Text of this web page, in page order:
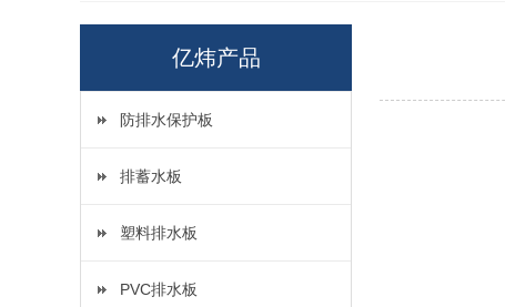
亿炜产品
防排水保护板
排蓄水板
塑料排水板
PVC排水板